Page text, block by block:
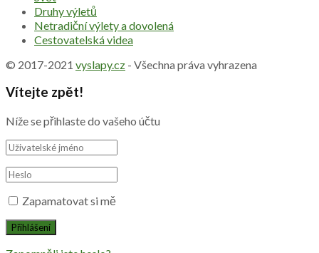
Druhy výletů
Netradiční výlety a dovolená
Cestovatelská videa
© 2017-2021 vyslapy.cz - Všechna práva vyhrazena
Vítejte zpět!
Níže se přihlaste do vašeho účtu
Zapamatovat si mě